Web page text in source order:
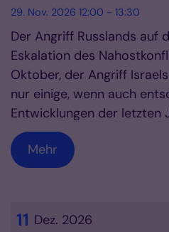
29. Nov. 2026 12:00 - 13:30
Der Angriff Russlands auf
Eskalation des
Oktober, der Angriff
nur einige, wenn auch
Entwicklungen der letzten
Mehr
11 Dez. 2026